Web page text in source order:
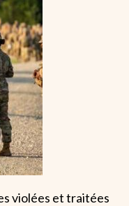
violées et traitées